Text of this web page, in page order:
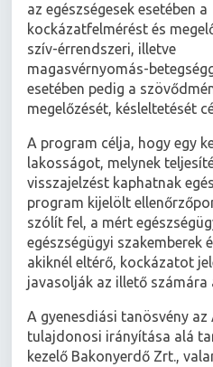
az egészségesek esetében a
kockázatfelmérést és
szív-érrendszeri, illetve
magasvérnyomás-
esetében pedig a
megelőzését, késleltetését
A program célja, hogy egy
lakosságot, melynek
visszajelzést kaphatnak
program kijelölt
szólít fel, a mért
egészségügyi szakemberek
akiknél eltérő, kockázatot
javasolják az illető számára
A gyenesdiási tanösvény
tulajdonosi irányítása alá
kezelő Bakonyerdő Zrt.,